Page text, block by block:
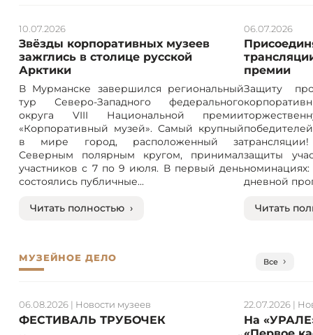
Звёзды корпоративных музеев
зажглись в столице русской
Арктики
10.07.2026
В Мурманске завершился региональный
тур Северо-Западного федерального
округа VIII Национальной премии
«Корпоративный музей». Самый крупный
в мире город, расположенный за
Северным полярным кругом, принимал
участников с 7 по 9 июля. В первый день
состоялись публичные...
Читать полностью ›
премии
06.07.2026
Защиту
защиты
дневной
Читать
МУЗЕЙНОЕ ДЕЛО Все
ФЕСТИВАЛЬ ТРУБОЧЕК
06.08.2026| Новости музеев
На
22.07.2026 |